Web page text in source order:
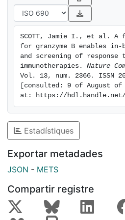
SCOTT, Jamie I., et al. A
for granzyme B enables
and screening of response
immunotherapies. Nature
Vol. 13, num. 2366. ISSN
[consulted: 9 of August
at: https://hdl.handle.net/
Estadístiques
Exportar metadades
JSON - METS
Compartir registre